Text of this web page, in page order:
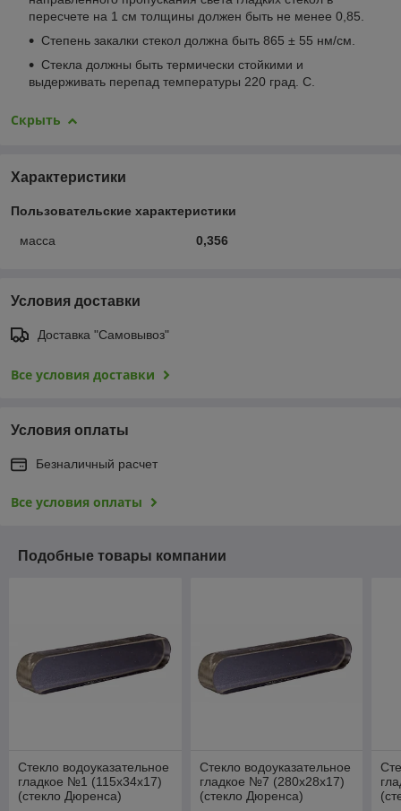
пересчете на 1 см толщины должен быть не менее 0,85.
Степень закалки стекол должна быть 865 ± 55 нм/см.
Стекла должны быть термически стойкими и
выдерживать перепад температуры 220 град. С.
Скрыть
Характеристики
Пользовательские характеристики
масса 0,356
Условия доставки
Доставка "Самовывоз"
Все условия доставки
Условия оплаты
Безналичный расчет
Все условия оплаты
Подобные товары компании
Стекло водоуказательное
гладкое №1 (115х34х17)
(стекло Дюренса)
Стекло водоуказательное
гладкое №7 (280х28х17)
(стекло Дюренса)